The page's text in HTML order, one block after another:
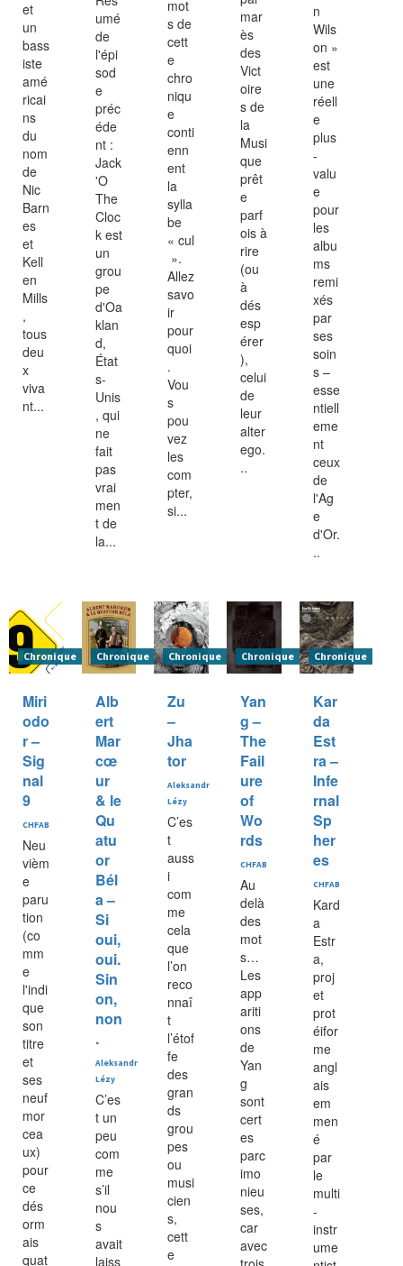
et
un
bass
iste
amé
ricai
ns
du
nom
de
Nic
Barn
es
et
Kell
en
Mills
,
tous
deu
x
viva
nt...
umé
de
l'épi
sod
e
préc
éde
nt :
Jack
'O
The
Cloc
k est
un
grou
pe
d'Oa
klan
d,
État
s-
Unis
, qui
ne
fait
pas
vrai
men
t de
la...
mot
s de
cett
e
chro
niqu
e
conti
enn
ent
la
sylla
be
« cul
».
Allez
savo
ir
pour
quoi
.
Vou
s
pou
vez
les
com
pter,
si...
mar
ès
des
Vict
oire
s de
la
Musi
que
prêt
e
parf
ois à
rire
(ou
à
dés
esp
érer
),
celui
de
leur
alter
ego.
..
n
Wils
on »
est
une
réell
e
plus
-
valu
e
pour
les
albu
ms
remi
xés
par
ses
soin
s –
esse
ntiell
eme
nt
ceux
de
l'Ag
e
d'Or.
..
Chronique
Miri
odo
r –
Sig
nal
9
CHFAB
Neu
vièm
e
paru
tion
(co
mm
e
l'indi
que
son
titre
et
ses
neuf
mor
cea
ux)
pour
ce
dés
orm
ais
quat
Chronique
Alb
ert
Mar
cœ
ur
& le
Qu
atu
or
Bél
a –
Si
oui,
oui.
Sin
on,
non
.
Aleksandr
Lézy
C’es
t un
peu
com
me
s’il
nou
s
avait
laiss
Chronique
Zu
–
Jha
tor
Aleksandr
Lézy
C’es
t
auss
i
com
me
cela
que
l’on
reco
nnaî
t
l’étof
fe
des
gran
ds
grou
pes
ou
musi
cien
s,
cett
e
Chronique
Yan
g –
The
Fail
ure
of
Wo
rds
CHFAB
Au
delà
des
mot
s…
Les
app
ariti
ons
de
Yan
g
sont
cert
es
parc
imo
nieu
ses,
car
avec
Chronique
Kar
da
Est
ra –
Infe
rnal
Sp
her
es
CHFAB
Kard
a
Estr
a,
proj
et
prot
éifor
me
angl
ais
em
men
é
par
le
multi
-
instr
ume